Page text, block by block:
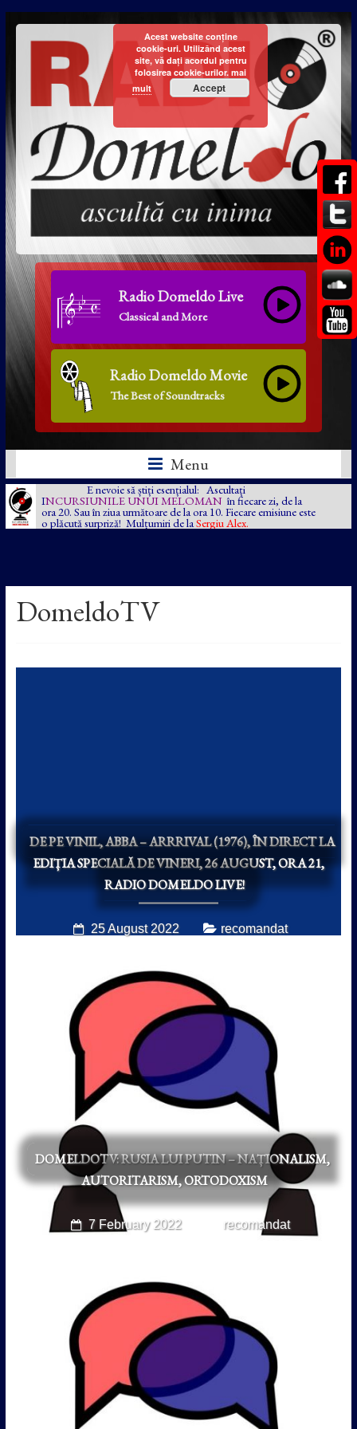
Radio Domeldo Live
Classical and More
Radio Domeldo Movie
The Best of Soundtracks
Menu
E nevoie să știți esențialul: Ascultați
INCURSIUNILE UNUI MELOMAN în fiecare zi, de la
ora 20. Sau în ziua următoare de la ora 10. Fiecare emisiune este
o plăcută surpriză! Mulțumiri de la Sergiu Alex.
DomeldoTV
DE PE VINIL, ABBA – ARRRIVAL (1976), ÎN DIRECT LA
EDIȚIA SPECIALĂ DE VINERI, 26 AUGUST, ORA 21,
RADIO DOMELDO LIVE!
25 August 2022 recomandat
DOMELDOTV: RUSIA LUI PUTIN – NAȚIONALISM,
AUTORITARISM, ORTODOXISM
7 February 2022 recomandat
Acest website conține
cookie-uri. Utilizând acest
site, vă dați acordul pentru
folosirea cookie-urilor. mai
mult
Accept